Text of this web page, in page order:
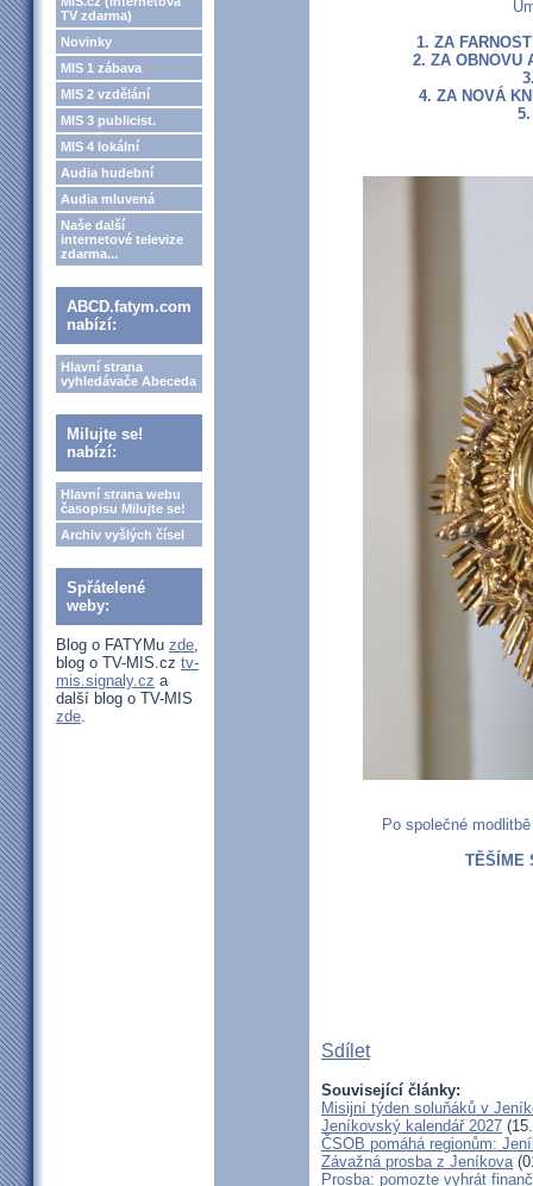
TV zdarma)
Novinky
MIS 1 zábava
MIS 2 vzdělání
MIS 3 publicist.
MIS 4 lokální
Audia hudební
Audia mluvená
Naše další
internetové televize
zdarma...
ABCD.fatym.com
nabízí:
Hlavní strana
vyhledávače Abeceda
Milujte se!
nabízí:
Hlavní strana webu
časopisu Milujte se!
Archiv vyšlých čísel
Spřátelené
weby:
Blog o FATYMu zde,
blog o TV-MIS.cz tv-
mis.signaly.cz a
další blog o TV-MIS
zde.
1. ZA
2. ZA OBNOVU
4. ZA NOVÁ
Po společné
TĚŠÍME
Sdílet
Související články:
Misijní týden soluňáků v
Jeníkovský kalendář 2027
ČSOB pomáhá regionům:
Závažná prosba z Jeníkova
Prosba: pomozte vyhrát